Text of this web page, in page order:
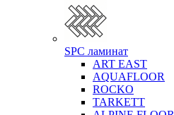
SPC ламинат
ART EAST
AQUAFLOOR
ROCKO
TARKETT